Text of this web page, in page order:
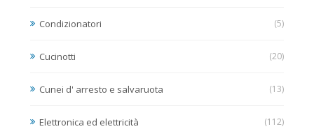
Condizionatori (5)
Cucinotti (20)
Cunei d' arresto e salvaruota (13)
Elettronica ed elettricità (112)